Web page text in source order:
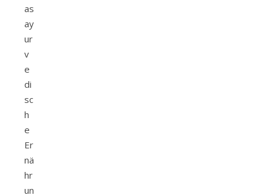
as
ay
ur
v
e
di
sc
h
e
Er
nä
hr
un